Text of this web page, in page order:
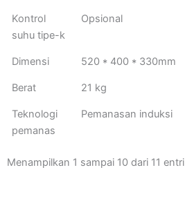
Kontrol
suhu tipe-k
Opsional
Dimensi 520 * 400 * 330mm
Berat 21 kg
Teknologi
pemanas
Pemanasan induksi
Menampilkan 1 sampai 10 dari 11 entri